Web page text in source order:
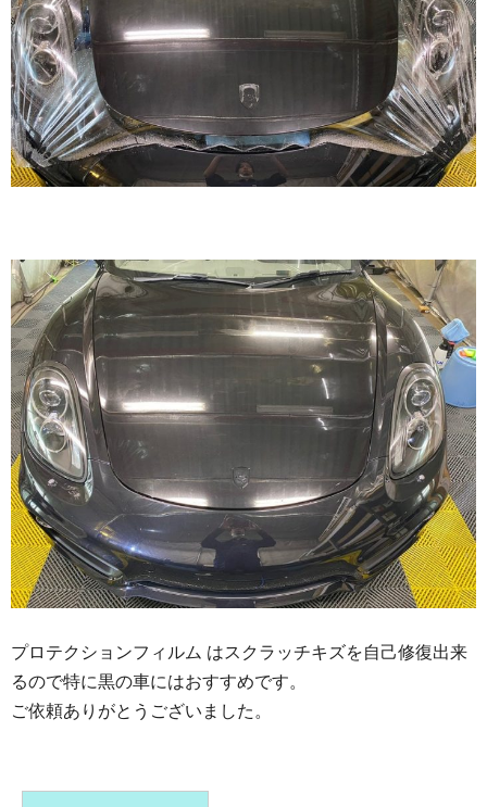
プロテクションフィルム はスクラッチキズを自己修復出来
るので特に黒の車にはおすすめです。
ご依頼ありがとうございました。